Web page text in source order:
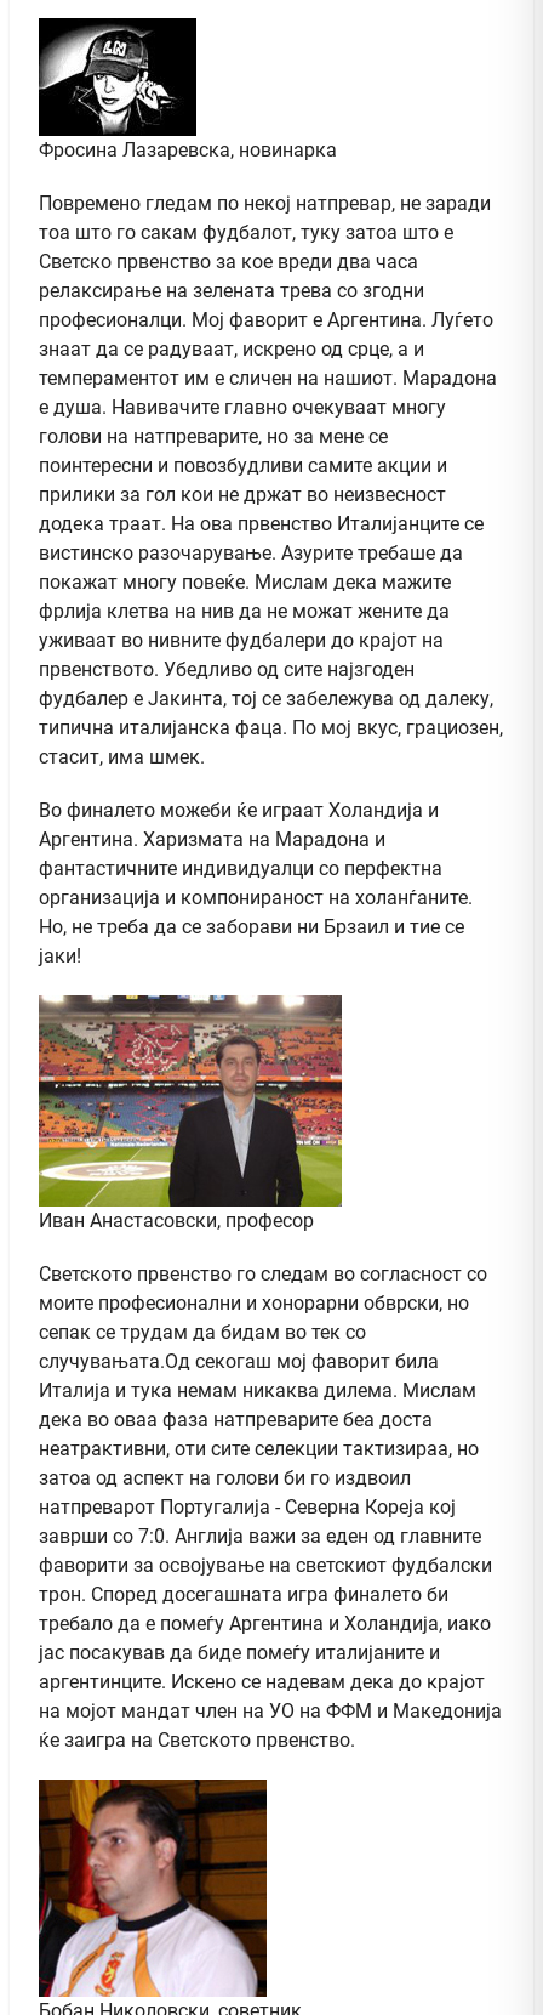
Фросина Лазаревска, новинарка
Повремено гледам по некој натпревар, не заради
тоа што го сакам фудбалот, туку затоа што е
Светско првенство за кое вреди два часа
релаксирање на зелената трева со згодни
професионалци. Мој фаворит е Аргентина. Луѓето
знаат да се радуваат, искрено од срце, а и
темпераментот им е сличен на нашиот. Марадона
е душа. Навивачите главно очекуваат многу
голови на натпреварите, но за мене се
поинтересни и повозбудливи самите акции и
прилики за гол кои не држат во неизвесност
додека траат. На ова првенство Италијанците се
вистинско разочарување. Азурите требаше да
покажат многу повеќе. Мислам дека мажите
фрлија клетва на нив да не можат жените да
уживаат во нивните фудбалери до крајот на
првенството. Убедливо од сите најзгоден
фудбалер е Јакинта, тој се забележува од далеку,
типична италијанска фаца. По мој вкус, грациозен,
стасит, има шмек.
Во финалето можеби ќе играат Холандија и
Аргентина. Харизмата на Марадона и
фантастичните индивидуалци со перфектна
организација и компонираност на холанѓаните.
Но, не треба да се заборави ни Брзаил и тие се
јаки!
Иван Анастасовски, професор
Светското првенство го следам во согласност со
моите професионални и хонорарни обврски, но
сепак се трудам да бидам во тек со
случувањата.Од секогаш мој фаворит била
Италија и тука немам никаква дилема. Мислам
дека во оваа фаза натпреварите беа доста
неатрактивни, оти сите селекции тактизираа, но
затоа од аспект на голови би го издвоил
натпреварот Португалија - Северна Кореја кој
заврши со 7:0. Англија важи за еден од главните
фаворити за освојување на светскиот фудбалски
трон. Според досегашната игра финалето би
требало да е помеѓу Аргентина и Холандија, иако
јас посакував да биде помеѓу италијаните и
аргентинците. Искено се надевам дека до крајот
на мојот мандат член на УО на ФФМ и Македонија
ќе заигра на Светското првенство.
Бобан Николовски, советник